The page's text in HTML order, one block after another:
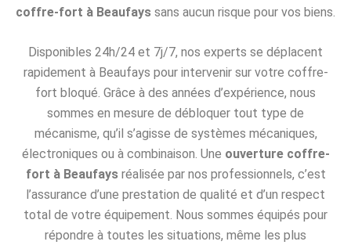
coffre-fort à Beaufays sans aucun risque pour vos biens.
Disponibles 24h/24 et 7j/7, nos experts se déplacent
rapidement à Beaufays pour intervenir sur votre coffre-
fort bloqué. Grâce à des années d’expérience, nous
sommes en mesure de débloquer tout type de
mécanisme, qu’il s’agisse de systèmes mécaniques,
électroniques ou à combinaison. Une ouverture coffre-
fort à Beaufaysréalisée par nos professionnels, c’est
l’assurance d’une prestation de qualité et d’un respect
total de votre équipement. Nous sommes équipés pour
répondre à toutes les situations, même les plus